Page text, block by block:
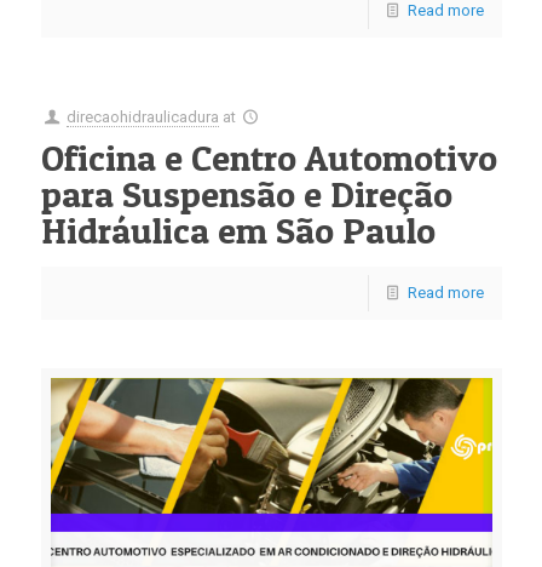
Read more
direcaohidraulicadura at
Oficina e Centro Automotivo
para Suspensão e Direção
Hidráulica em São Paulo
Read more